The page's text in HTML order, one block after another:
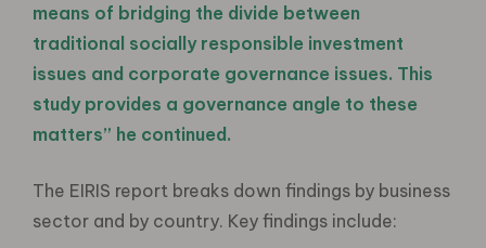
means of bridging the divide between
traditional socially responsible investment
issues and corporate governance issues. This
study provides a governance angle to these
matters” he continued.
The EIRIS report breaks down findings by business
sector and by country. Key findings include: